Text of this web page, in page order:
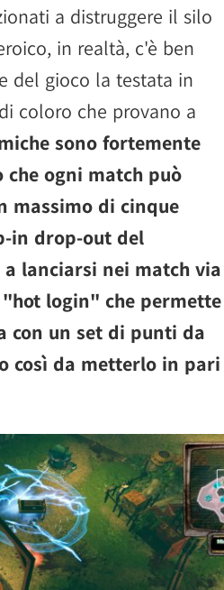
a distruggere il silo
in realtà, c'è ben
del gioco la testata in
coloro che provano a
sono fortemente
ogni match può
massimo di cinque
in drop-out del
lanciarsi nei match via
login" che permette
con un set di punti da
così da metterlo in pari